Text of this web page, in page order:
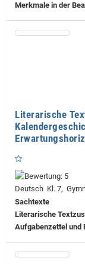
Merkmale in der
Literarische
Deutsch Kl. 7,
Sachtexte
Literarische
Aufgabenzettel und